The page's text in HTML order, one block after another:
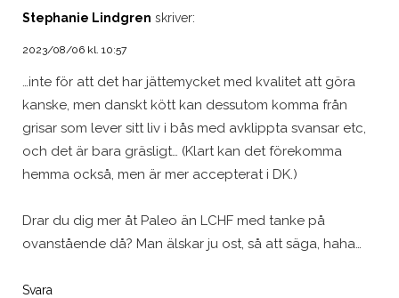
Stephanie Lindgren skriver:
2023/08/06 kl. 10:57
…inte för att det har jättemycket med kvalitet att göra
kanske, men danskt kött kan dessutom komma från
grisar som lever sitt liv i bås med avklippta svansar etc,
och det är bara gräsligt… (Klart kan det förekomma
hemma också, men är mer accepterat i DK.)
Drar du dig mer åt Paleo än LCHF med tanke på
ovanstående då? Man älskar ju ost, så att säga, haha…
Svara